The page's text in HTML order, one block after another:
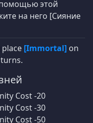
этой
на него [Сияние
[Immortal] on
Cost -20
Cost -30
Cost -50